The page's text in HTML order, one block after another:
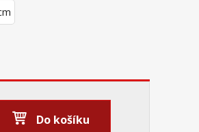
Do košíku